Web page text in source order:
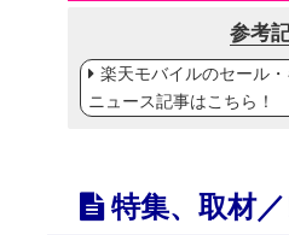
参考
楽天モバイルのセール
ニュース記事はこちら！
特集、取材